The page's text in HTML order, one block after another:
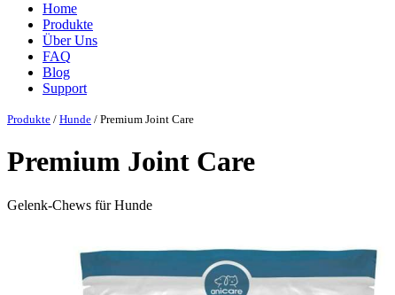
Home
Produkte
Über Uns
FAQ
Blog
Support
Produkte / Hunde / Premium Joint Care
Premium Joint Care
Gelenk-Chews für Hunde